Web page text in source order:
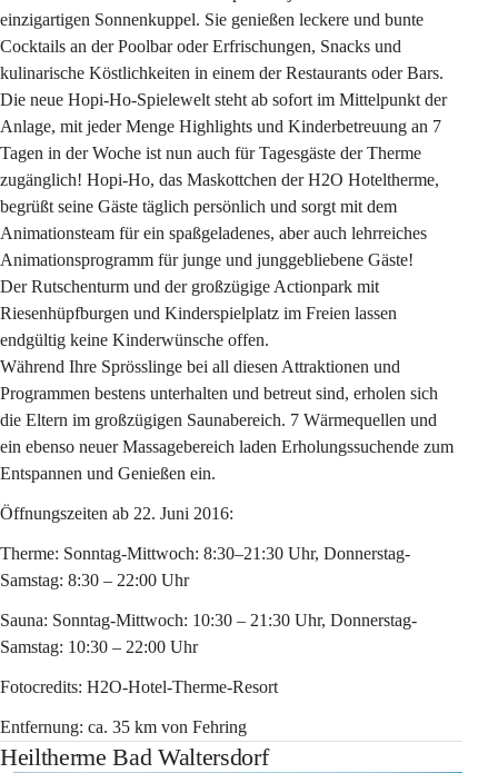
einzigartigen Sonnenkuppel. Sie genießen leckere und bunte
Cocktails an der Poolbar oder Erfrischungen, Snacks und
kulinarische Köstlichkeiten in einem der Restaurants oder Bars.
Die neue Hopi-Ho-Spielewelt steht ab sofort im Mittelpunkt der
Anlage, mit jeder Menge Highlights und Kinderbetreuung an 7
Tagen in der Woche ist nun auch für Tagesgäste der Therme
zugänglich! Hopi-Ho, das Maskottchen der H2O Hoteltherme,
begrüßt seine Gäste täglich persönlich und sorgt mit dem
Animationsteam für ein spaßgeladenes, aber auch lehrreiches
Animationsprogramm für junge und junggebliebene Gäste!
Der Rutschenturm und der großzügige Actionpark mit
Riesenhüpfburgen und Kinderspielplatz im Freien lassen
endgültig keine Kinderwünsche offen.
Während Ihre Sprösslinge bei all diesen Attraktionen und
Programmen bestens unterhalten und betreut sind, erholen sich
die Eltern im großzügigen Saunabereich. 7 Wärmequellen und
ein ebenso neuer Massagebereich laden Erholungssuchende zum
Entspannen und Genießen ein.
Öffnungszeiten ab 22. Juni 2016:
Therme: Sonntag-Mittwoch: 8:30–21:30 Uhr, Donnerstag-
Samstag: 8:30 – 22:00 Uhr
Sauna: Sonntag-Mittwoch: 10:30 – 21:30 Uhr, Donnerstag-
Samstag: 10:30 – 22:00 Uhr
Fotocredits: H2O-Hotel-Therme-Resort
Entfernung: ca. 35 km von Fehring
Heiltherme Bad Waltersdorf